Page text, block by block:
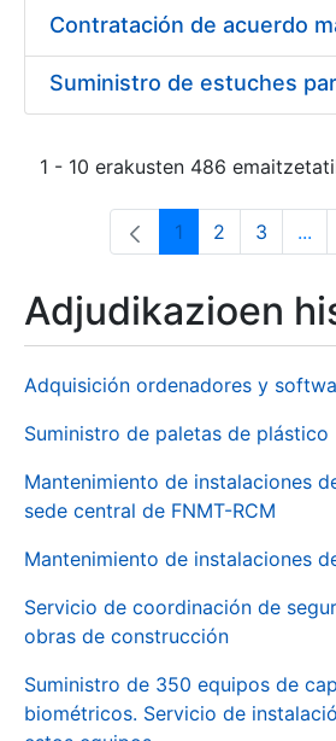
1 - 10 erakusten 486
Orrialdea
1 Orrialdea
2 3 ...
Adjudikazioen
Adquisición ordenadores y
Suministro de paletas de plástico
Mantenimiento de instalaciones
sede central de FNMT-RCM
Mantenimiento de instalaciones
Servicio de coordinación de
obras de construcción
Suministro de 350 equipos de
biométricos. Servicio de